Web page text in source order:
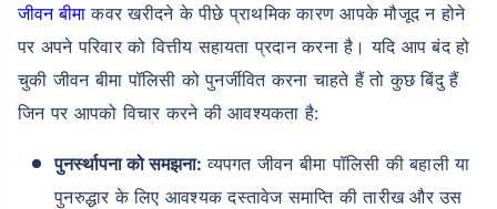
जीवन बीमा कवर खरीदने के पीछे प्राथमिक कारण आपके मौजूद न होने
पर अपने परिवार को वित्तीय सहायता प्रदान करना है। यदि आप बंद हो
चुकी जीवन बीमा पॉलिसी को पुनर्जीवित करना चाहते हैं तो कुछ बिंदु हैं
जिन पर आपको विचार करने की आवश्यकता है:
पुनर्स्थापना को समझना: व्यपगत जीवन बीमा पॉलिसी की बहाली या
पुनरुद्धार के लिए आवश्यक दस्तावेज समाप्ति की तारीख और उस